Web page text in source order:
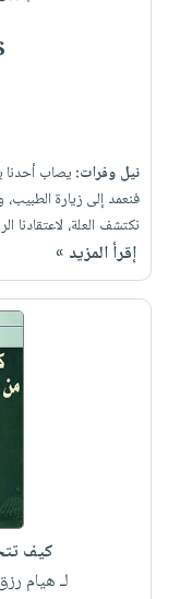
نيل وفرات: يصاب أحدنا
فنعمد إلى زيارة
نكتشف العلة،
إقرأ المزيد »
كيف
لـ هيام